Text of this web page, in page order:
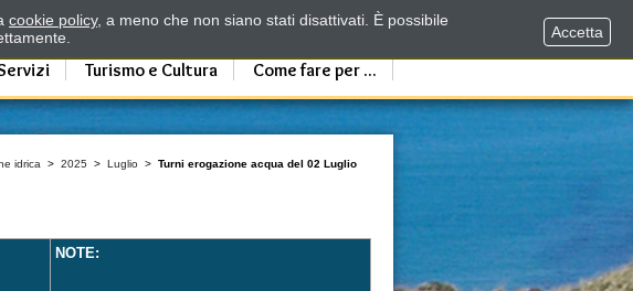
Turismo e Cultura Come fare per ...
idrica > 2025 > Luglio > Turni erogazione acqua del 02 Luglio
NOTE:
cookie policy, a meno che non siano stati disattivati. È possibile
Accetta